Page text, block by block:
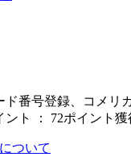
ド番号登録、コメリ
ント ： 72ポイント獲
ついて